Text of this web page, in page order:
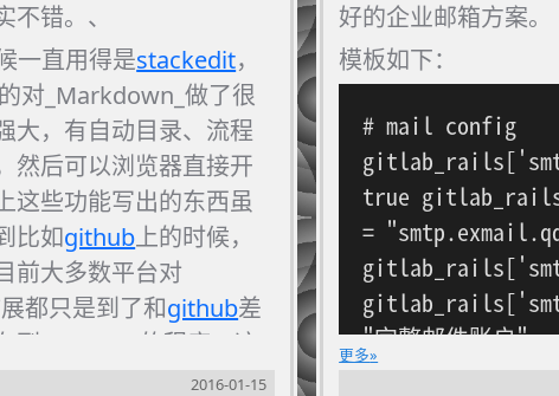
错。、
一直用得是stackedit，
的对_Markdown_做了很
大，有自动目录、流程
然后可以浏览器直接开
这些功能写出的东西虽
比如github上的时候，
前大多数平台对
都只是到了和github差
到
的程度。这
github或者
2016-01-15
好的企业邮箱方案。
模板如下：
# mail config
true
=
"完整邮件账户"
更多